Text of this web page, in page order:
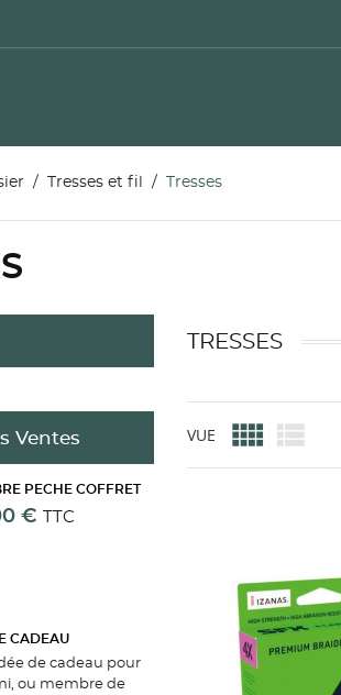
Tresses et fil Tresses
Ventes
PECHE COFFRET
€ TTC
CADEAU
de cadeau pour
ou membre de
TRESSES
VUE  